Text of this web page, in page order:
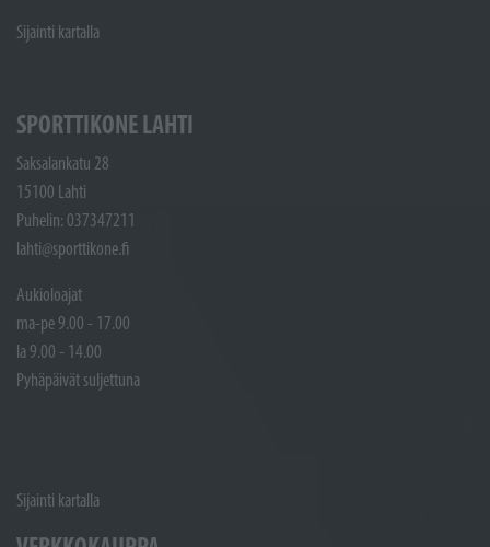
Sijainti kartalla
SPORTTIKONE LAHTI
Saksalankatu 28
15100 Lahti
Puhelin: 037347211
lahti@sporttikone.fi
Aukioloajat
ma-pe 9.00 - 17.00
la 9.00 - 14.00
Pyhäpäivät suljettuna
Sijainti kartalla